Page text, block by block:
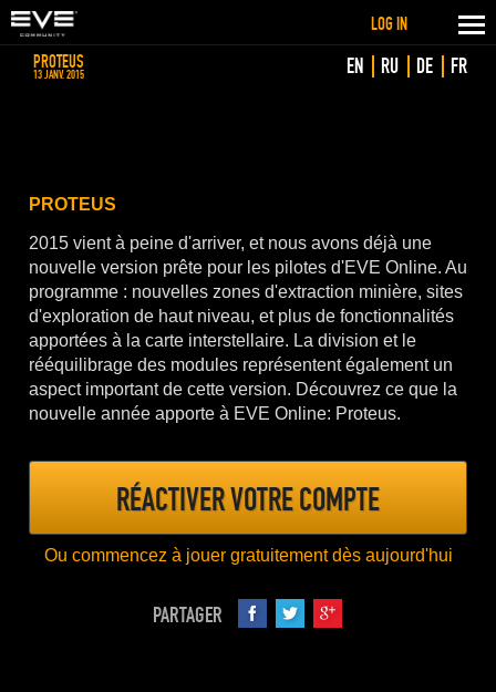
PROTEUS
13 JANV. 2015 EN RU DE FR
PROTEUS
2015 vient à peine d'arriver, et nous avons déjà une
nouvelle version prête pour les pilotes d'EVE Online. Au
programme : nouvelles zones d'extraction minière, sites
d'exploration de haut niveau, et plus de fonctionnalités
apportées à la carte interstellaire. La division et le
rééquilibrage des modules représentent également un
aspect important de cette version. Découvrez ce que la
nouvelle année apporte à EVE Online: Proteus.
RÉACTIVER VOTRE COMPTE
Ou commencez à jouer gratuitement dès aujourd'hui
PARTAGER
LOG IN